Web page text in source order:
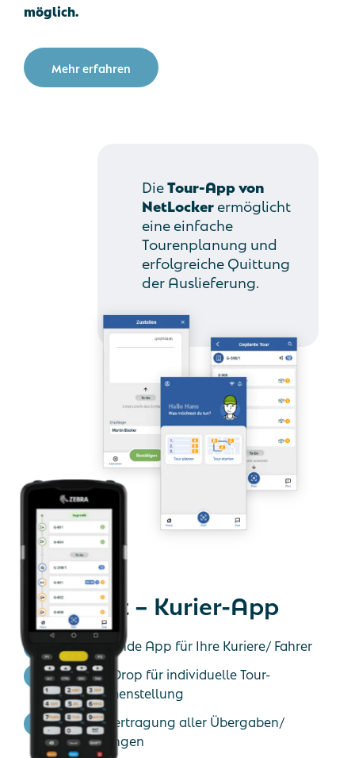
möglich.
Mehr erfahren
Highlight – Kurier-App
Umfassende App für Ihre Kuriere/ Fahrer
Drag & Drop für individuelle Tour-
Zusammenstellung
Live-Übertragung aller Übergaben/
Abholungen
DieTour-App von
NetLockerermöglicht
eine einfache
Tourenplanung und
erfolgreiche Quittung
der Auslieferung.